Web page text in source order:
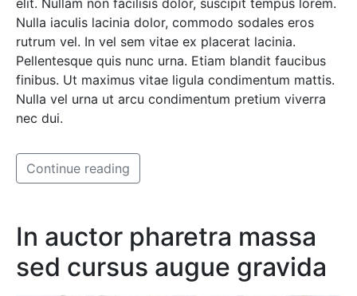
elit. Nullam non facilisis dolor, suscipit tempus lorem.
Nulla iaculis lacinia dolor, commodo sodales eros
rutrum vel. In vel sem vitae ex placerat lacinia.
Pellentesque quis nunc urna. Etiam blandit faucibus
finibus. Ut maximus vitae ligula condimentum mattis.
Nulla vel urna ut arcu condimentum pretium viverra
nec dui.
Continue reading
In auctor pharetra massa
sed cursus augue gravida